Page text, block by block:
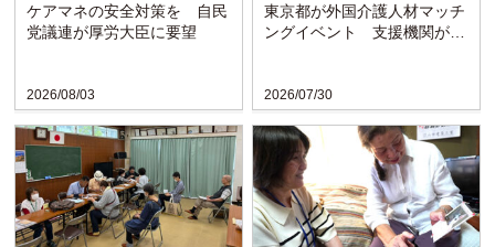
2026/08/03
ケアマネの安全対策を 自民
党議連が厚労大臣に要望
2026/07/30
東京都が外国介護人材マッチ
ングイベント 支援機関が課